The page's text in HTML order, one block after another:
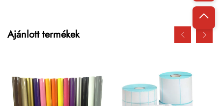
Ajánlott termékek